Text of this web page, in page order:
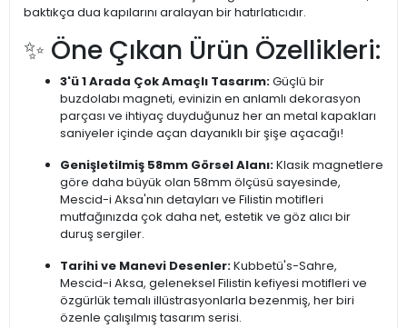
baktıkça dua kapılarını aralayan bir hatırlatıcıdır.
✨ Öne Çıkan Ürün Özellikleri:
3'ü 1 Arada Çok Amaçlı Tasarım:Güçlü bir
buzdolabı magneti, evinizin en anlamlı dekorasyon
parçası ve ihtiyaç duyduğunuz her an metal kapakları
saniyeler içinde açan dayanıklı bir şişe açacağı!
Genişletilmiş 58mm Görsel Alanı:Klasik magnetlere
göre daha büyük olan 58mm ölçüsü sayesinde,
Mescid-i Aksa'nın detayları ve Filistin motifleri
mutfağınızda çok daha net, estetik ve göz alıcı bir
duruş sergiler.
Tarihi ve Manevi Desenler:Kubbetü's-Sahre,
Mescid-i Aksa, geleneksel Filistin kefiyesi motifleri ve
özgürlük temalı illüstrasyonlarla bezenmiş, her biri
özenle çalışılmış tasarım serisi.